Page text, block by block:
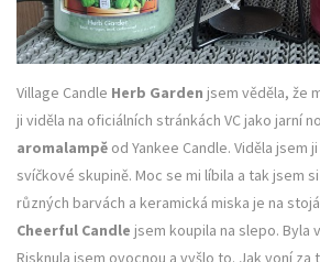
Village Candle Herb Garden jsem věděla, že
ji viděla na oficiálních stránkách VC jako jarní
aromalampě od Yankee Candle. Viděla jsem
svíčkové skupině. Moc se mi líbila a tak jsem
různých barvách a keramická miska je na
Cheerful Candle jsem koupila na slepo. Byla
Risknula jsem ovocnou a vyšlo to. Jak voní za